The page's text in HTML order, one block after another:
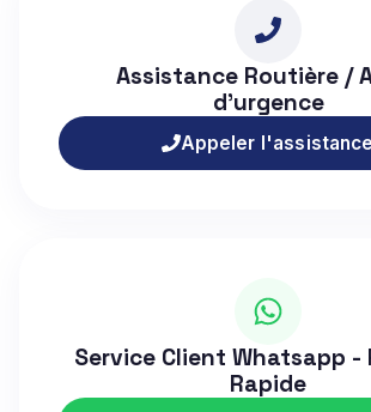
Assistance Routière /
d'urgence
Appeler l'assistance
Service Client Whatsapp -
Rapide